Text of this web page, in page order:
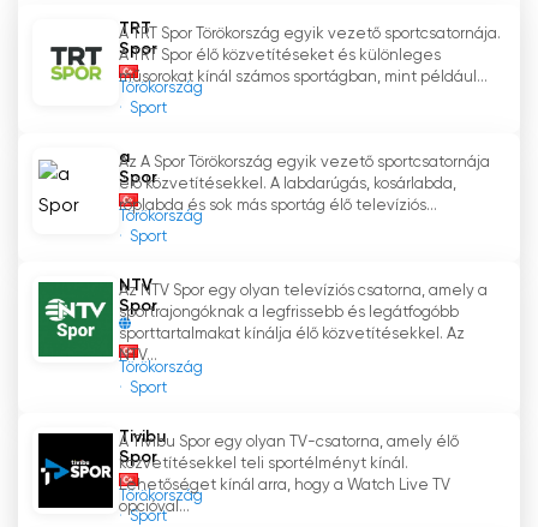
pillanatokat kínálnak a sportrajongóknak.
Különösen a fiatal sportolók küzdelmeinek és
tehetségeinek élőben történő megtekintése
ad a nézőknek másfajta izgalmat. A csatorna,
olyan tartalmakkal, mint a mérkőzés előtti
elemzések, meccsnarrációk, szakértői
kommentárok és interjúk, a sportrajongók
A TRT Spor Yıldız a fiataloknak szóló
sportközvetítéseivel a sport társadalomra
gyakorolt pozitív hatásait hangsúlyozza. A
csatorna a sport számos előnyét, például az
állóképességet közvetíti a nézőknek, növelve a
fiatalok sportolási kedvét és ösztönözve az
egészséges életmódra.
TRT
Spor
Törökország
Sport
A TRT Spor Törökország egyik vezető sportcsatornája.
A TRT Spor élő közvetítéseket és különleges
műsorokat kínál számos sportágban, mint például...
a
Spor
Törökország
Sport
Az A Spor Törökország egyik vezető sportcsatornája
élő közvetítésekkel. A labdarúgás, kosárlabda,
röplabda és sok más sportág élő televíziós...
NTV
Spor
Törökország
Sport
Az NTV Spor egy olyan televíziós csatorna, amely a
sportrajongóknak a legfrissebb és legátfogóbb
sporttartalmakat kínálja élő közvetítésekkel. Az
NTV...
Tivibu
Spor
Törökország
Sport
A Tivibu Spor egy olyan TV-csatorna, amely élő
közvetítésekkel teli sportélményt kínál.
Lehetőséget kínál arra, hogy a Watch Live TV
opcióval...